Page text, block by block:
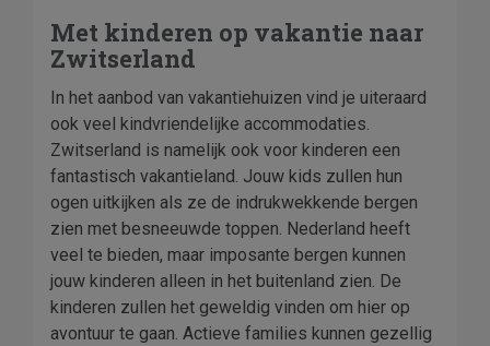
Met kinderen op vakantie naar
Zwitserland
In het aanbod van vakantiehuizen vind je uiteraard
ook veel kindvriendelijke accommodaties.
Zwitserland is namelijk ook voor kinderen een
fantastisch vakantieland. Jouw kids zullen hun
ogen uitkijken als ze de indrukwekkende bergen
zien met besneeuwde toppen. Nederland heeft
veel te bieden, maar imposante bergen kunnen
jouw kinderen alleen in het buitenland zien. De
kinderen zullen het geweldig vinden om hier op
avontuur te gaan. Actieve families kunnen gezellig